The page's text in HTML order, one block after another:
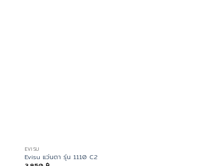
EVISU
Evisu แว่นตา รุ่น 1110 C2